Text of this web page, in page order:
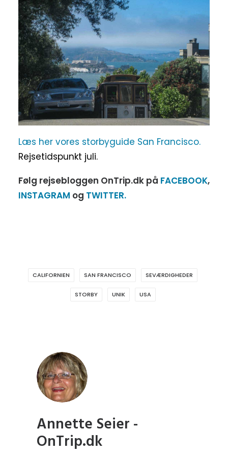
Læs her vores storbyguide San Francisco.
Rejsetidspunkt juli.
Følg rejsebloggen OnTrip.dk på FACEBOOK,
INSTAGRAM og TWITTER.
CALIFORNIEN SAN FRANCISCO SEVÆRDIGHEDER
STORBY UNIK USA
Annette Seier -
OnTrip.dk